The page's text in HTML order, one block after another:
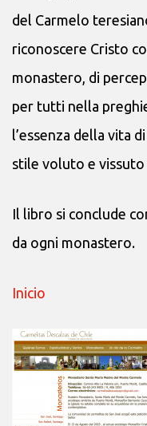
del Carmelo
riconoscere Cristo
monastero, di
per tutti nella
l’essenza della vita
stile voluto e vissuto
Il libro si conclude
da ogni monastero.
Inicio